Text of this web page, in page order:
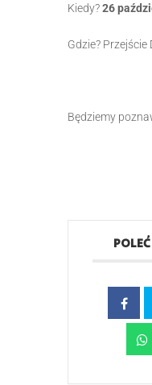
Kiedy?26
Gdzie?
Będziemy